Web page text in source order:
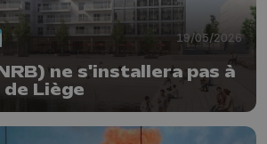
19/05/2026
ne s'installera pas à
de Liège